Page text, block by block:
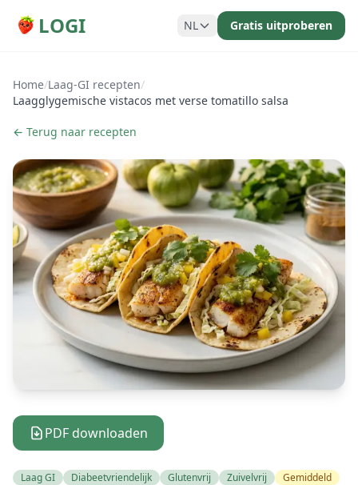
LOGI NL Gratis uitproberen
Home/Laag-GI recepten/
Laagglygemische vistacos met verse tomatillo salsa
← Terug naar recepten
PDF downloaden
Laag GI Diabeetvriendelijk Glutenvrij Zuivelvrij Gemiddeld